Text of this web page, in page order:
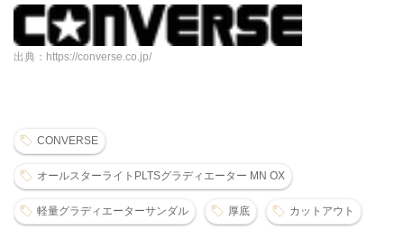
出典：https://converse.co.jp/
CONVERSE
オールスターライトPLTSグラディエーター MN OX
軽量グラディエーターサンダル 厚底 カットアウト